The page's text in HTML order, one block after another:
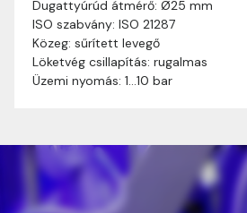
Dugattyúrúd átmérő: Ø25 mm
ISO szabvány: ISO 21287
Közeg: sűrített levegő
Löketvég csillapítás: rugalmas
Üzemi nyomás: 1…10 bar
mielőtt a rendelést